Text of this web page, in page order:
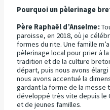
Pourquoi un pèlerinage
Père Raphaël d’Anselme :
paroisse, en 2018, où je
formes du rite. Une famille
pèlerinage local pour prier à
tradition et de la culture
départ, puis nous avons
nous avons accentué la
gardant la forme de la messe
développé très vite depuis le
et de jeunes familles.